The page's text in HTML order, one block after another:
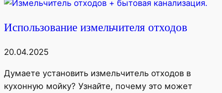
Использование измельчителя отходов
20.04.2025
Думаете установить измельчитель отходов в
кухонную мойку? Узнайте, почему это может